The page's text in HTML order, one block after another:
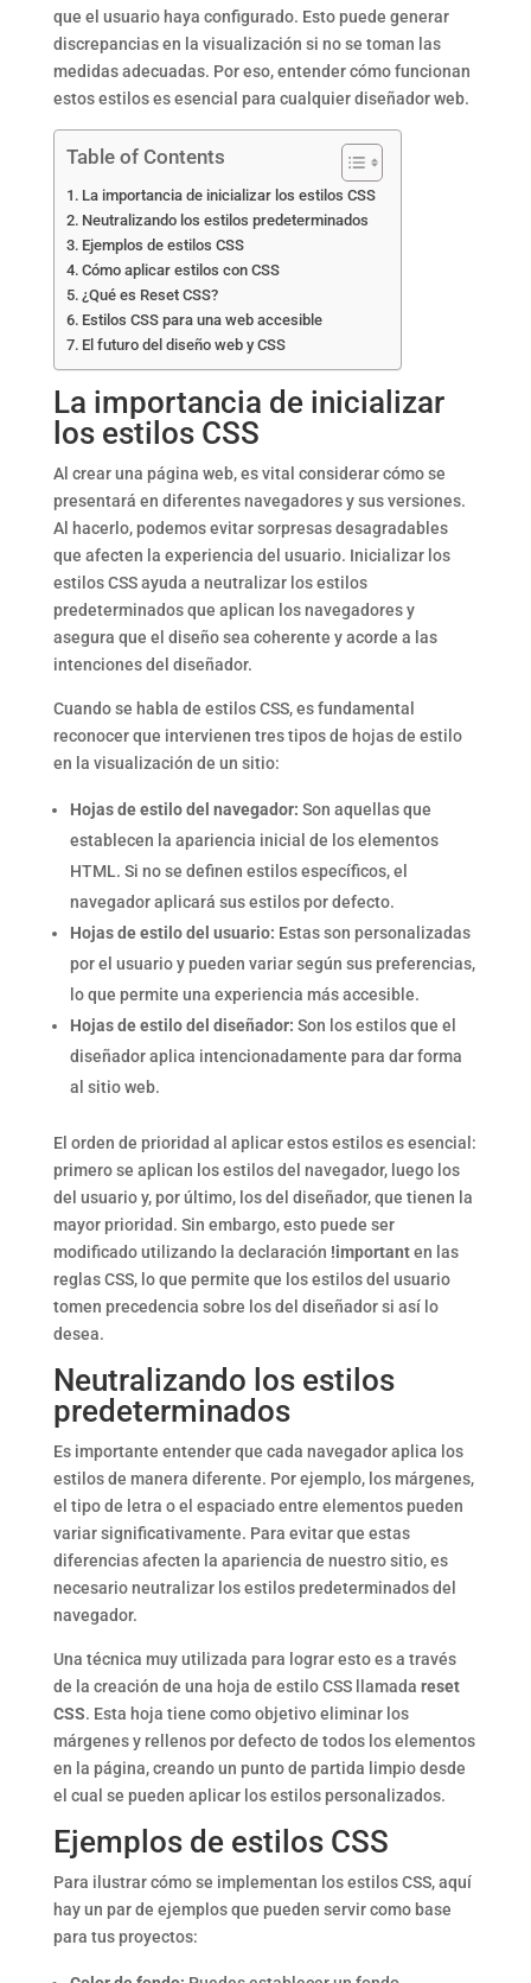
que el usuario haya configurado. Esto puede generar
discrepancias en la visualización si no se toman las
medidas adecuadas. Por eso, entender cómo funcionan
estos estilos es esencial para cualquier diseñador web.
Table of Contents
La importancia de inicializar los estilos CSS
Neutralizando los estilos predeterminados
Ejemplos de estilos CSS
Cómo aplicar estilos con CSS
¿Qué es Reset CSS?
Estilos CSS para una web accesible
El futuro del diseño web y CSS
La importancia de inicializar
los estilos CSS
Al crear una página web, es vital considerar cómo se
presentará en diferentes navegadores y sus versiones.
Al hacerlo, podemos evitar sorpresas desagradables
que afecten la experiencia del usuario. Inicializar los
estilos CSS ayuda a neutralizar los estilos
predeterminados que aplican los navegadores y
asegura que el diseño sea coherente y acorde a las
intenciones del diseñador.
Cuando se habla de estilos CSS, es fundamental
reconocer que intervienen tres tipos de hojas de estilo
en la visualización de un sitio:
Hojas de estilo del navegador: Son aquellas que
establecen la apariencia inicial de los elementos
HTML. Si no se definen estilos específicos, el
navegador aplicará sus estilos por defecto.
Hojas de estilo del usuario: Estas son personalizadas
por el usuario y pueden variar según sus preferencias,
lo que permite una experiencia más accesible.
Hojas de estilo del diseñador: Son los estilos que el
diseñador aplica intencionadamente para dar forma
al sitio web.
El orden de prioridad al aplicar estos estilos es esencial:
primero se aplican los estilos del navegador, luego los
del usuario y, por último, los del diseñador, que tienen la
mayor prioridad. Sin embargo, esto puede ser
modificado utilizando la declaración !importanten las
reglas CSS, lo que permite que los estilos del usuario
tomen precedencia sobre los del diseñador si así lo
desea.
Neutralizando los estilos
predeterminados
Es importante entender que cada navegador aplica los
estilos de manera diferente. Por ejemplo, los márgenes,
el tipo de letra o el espaciado entre elementos pueden
variar significativamente. Para evitar que estas
diferencias afecten la apariencia de nuestro sitio, es
necesario neutralizar los estilos predeterminados del
navegador.
Una técnica muy utilizada para lograr esto es a través
de la creación de una hoja de estilo CSS llamada reset
CSS. Esta hoja tiene como objetivo eliminar los
márgenes y rellenos por defecto de todos los elementos
en la página, creando un punto de partida limpio desde
el cual se pueden aplicar los estilos personalizados.
Ejemplos de estilos CSS
Para ilustrar cómo se implementan los estilos CSS, aquí
hay un par de ejemplos que pueden servir como base
para tus proyectos: